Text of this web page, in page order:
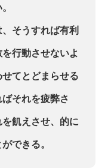
そうすれば有利
行動させないよ
てとどまらせる
それを疲弊さ
飢えさせ、的に
できる。